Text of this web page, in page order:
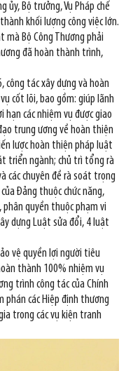
ủy, Bộ trưởng, Vụ Pháp chế
khối lượng công việc lớn.
mà Bộ Công Thương phải
đã hoàn thành trình,
công tác xây dựng và hoàn
cốt lõi, bao gồm: giúp lãnh
các nhiệm vụ được giao
trung ương về hoàn thiện
lược hoàn thiện pháp luật
triển ngành; chủ trì tổng rà
các chuyên đề rà soát trọng
Đảng thuộc chức năng,
phân quyền thuộc phạm vi
dựng Luật sửa đổi, 4 luật
vệ quyền lợi người tiêu
thành 100% nhiệm vụ
trình công tác của Chính
phán các Hiệp định thương
trong các vụ kiện tranh